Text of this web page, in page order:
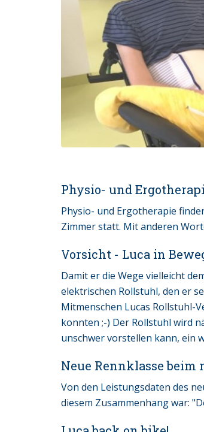
Physio- und
Physio- und Ergotherapie
Zimmer statt. Mit anderen
Vorsicht - Luca in
Damit er die Wege vielleicht
elektrischen Rollstuhl, den er
Mitmenschen Lucas Rollstuhl-
konnten ;-) Der Rollstuhl wird
unschwer vorstellen kann, ein
Neue Rennklasse
Von den Leistungsdaten des
diesem Zusammenhang war: